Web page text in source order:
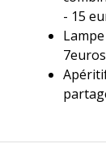
- 15